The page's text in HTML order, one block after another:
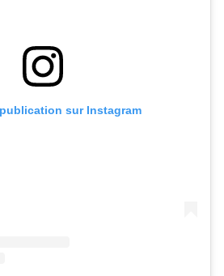
sur Instagram